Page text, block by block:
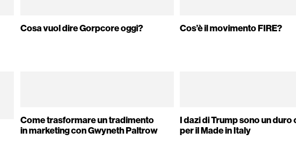
Cosa vuol dire Gorpcore oggi? Cos’è il movimento FIRE?
Come trasformare un tradimento
in marketing con Gwyneth Paltrow
I dazi di Trump sono un duro
per il Made in Italy